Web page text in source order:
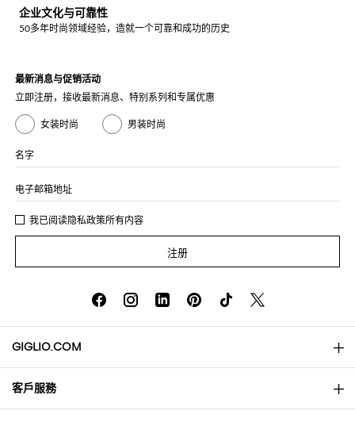
企业文化与可靠性
50多年时尚领域经验，造就一个可靠和成功的历史
最新消息与促销活动
立即注册，接收最新消息、特别系列和专属优惠
女装时尚 男装时尚
名字
电子邮箱地址
我已阅读隐私政策所有内容
注册
GIGLIO.COM
About
客戶服務